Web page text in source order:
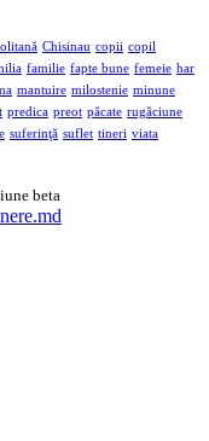
Chisinau copii copil
familie fapte bune femeie har
mantuire milostenie minune
predica preot păcate rugăciune
suferinţă suflet tineri viata
beta